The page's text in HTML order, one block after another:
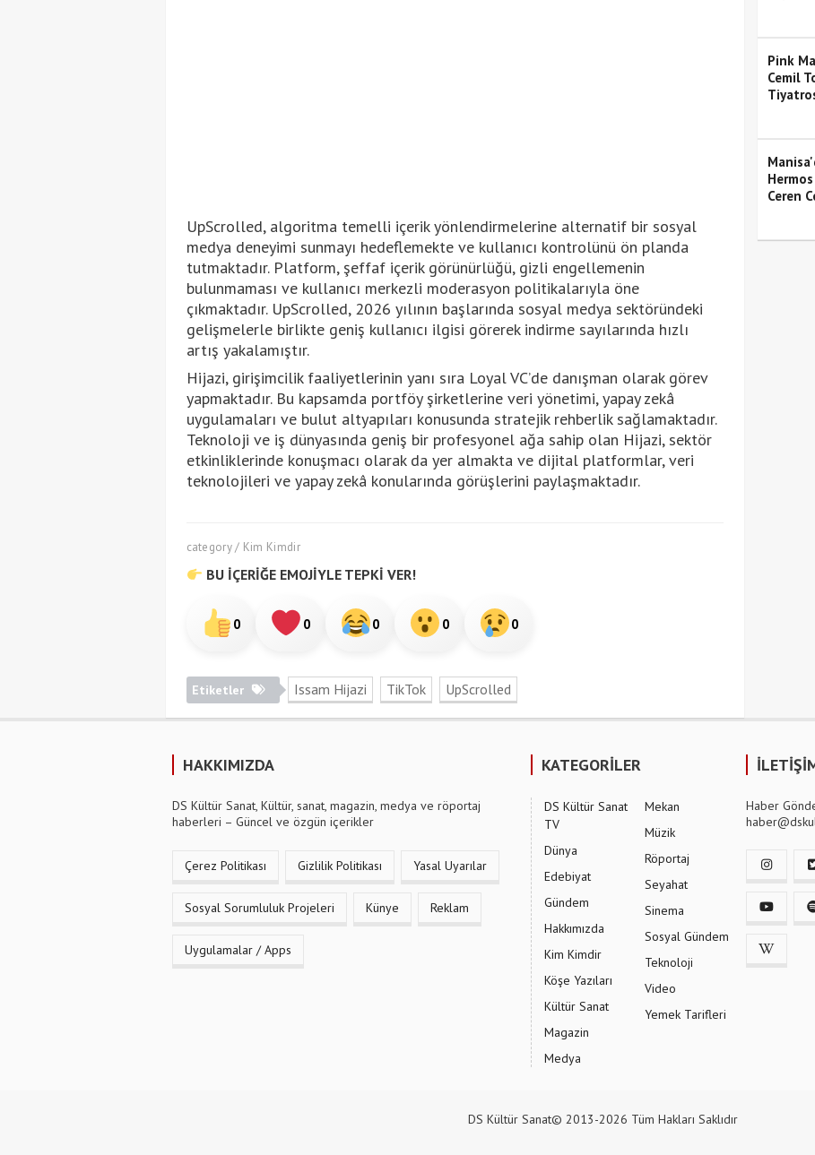
UpScrolled, algoritma temelli içerik yönlendirmelerine alternatif bir sosyal
medya deneyimi sunmayı hedeflemekte ve kullanıcı kontrolünü ön planda
tutmaktadır. Platform, şeffaf içerik görünürlüğü, gizli engellemenin
bulunmaması ve kullanıcı merkezli moderasyon politikalarıyla öne
çıkmaktadır. UpScrolled, 2026 yılının başlarında sosyal medya sektöründeki
gelişmelerle birlikte geniş kullanıcı ilgisi görerek indirme sayılarında hızlı
artış yakalamıştır.
Hijazi, girişimcilik faaliyetlerinin yanı sıra Loyal VC’de danışman olarak görev
yapmaktadır. Bu kapsamda portföy şirketlerine veri yönetimi, yapay zekâ
uygulamaları ve bulut altyapıları konusunda stratejik rehberlik sağlamaktadır.
Teknoloji ve iş dünyasında geniş bir profesyonel ağa sahip olan Hijazi, sektör
etkinliklerinde konuşmacı olarak da yer almakta ve dijital platformlar, veri
teknolojileri ve yapay zekâ konularında görüşlerini paylaşmaktadır.
category / Kim Kimdir
BU İÇERİĞE EMOJİYLE TEPKİ VER!
0 0 0 0 0
Etiketler Issam Hijazi TikTok UpScrolled
Pink
Cemil
Ceren
HAKKIMIZDA
DS Kültür Sanat, Kültür, sanat, magazin, medya ve röportaj
haberleri – Güncel ve özgün içerikler
Çerez Politikası Gizlilik Politikası Yasal Uyarılar
Sosyal Sorumluluk Projeleri Künye Reklam
Uygulamalar / Apps
KATEGORİLER
DS Kültür Sanat
TV
Dünya
Edebiyat
Gündem
Hakkımızda
Kim Kimdir
Köşe Yazıları
Kültür Sanat
Magazin
Medya
Mekan
Müzik
Röportaj
Seyahat
Sinema
Sosyal Gündem
Teknoloji
Video
Yemek Tarifleri
Haber
DS Kültür Sanat© 2013-2026 Tüm Hakları Saklıdır